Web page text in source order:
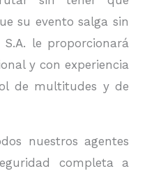
su evento salga sin
S.A. le proporcionará
y con experiencia
de multitudes y de
nuestros agentes
completa a